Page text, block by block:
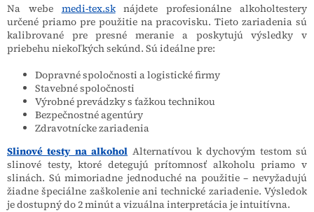
Na webe medi-tex.sknájdete profesionálne alkoholtestery
určené priamo pre použitie na pracovisku. Tieto zariadenia sú
kalibrované pre presné meranie a poskytujú výsledky v
priebehu niekoľkých sekúnd. Sú ideálne pre:
Dopravné spoločnosti a logistické firmy
Stavebné spoločnosti
Výrobné prevádzky s ťažkou technikou
Bezpečnostné agentúry
Zdravotnícke zariadenia
Slinové testy na alkohol Alternatívou k dychovým testom sú
slinové testy, ktoré detegujú prítomnosť alkoholu priamo v
slinách. Sú mimoriadne jednoduché na použitie – nevyžadujú
žiadne špeciálne zaškolenie ani technické zariadenie. Výsledok
je dostupný do 2 minút a vizuálna interpretácia je intuitívna.